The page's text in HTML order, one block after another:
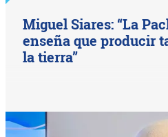
Miguel Siares: “La
enseña que producir
la tierra”